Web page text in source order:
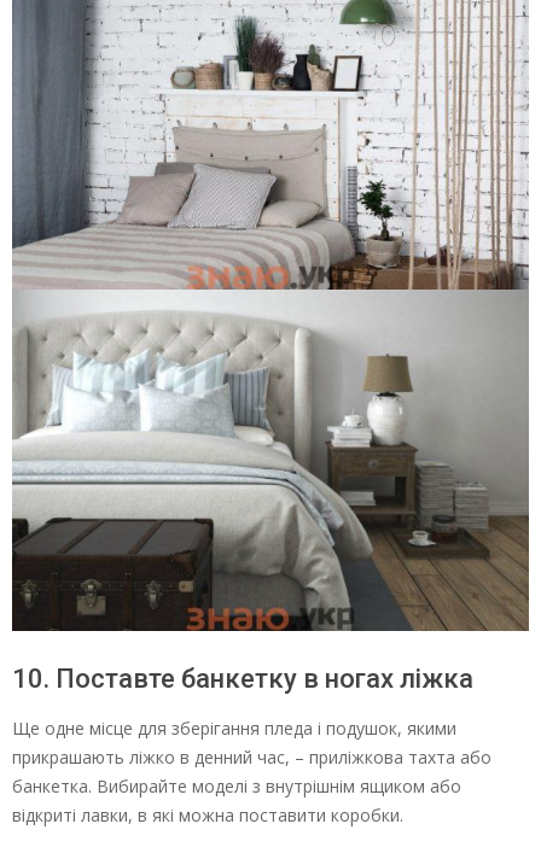
10. Поставте банкетку в ногах ліжка
Ще одне місце для зберігання пледа і подушок, якими
прикрашають ліжко в денний час, – приліжкова тахта або
банкетка. Вибирайте моделі з внутрішнім ящиком або
відкриті лавки, в які можна поставити коробки.